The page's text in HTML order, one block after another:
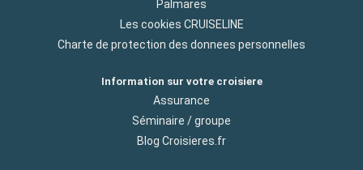
Palmares
Les cookies CRUISELINE
Charte de protection des donnees personnelles
Information sur votre croisiere
Assurance
Séminaire / groupe
Blog Croisieres.fr